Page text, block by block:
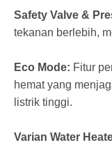
Safety Valve &
tekanan berlebih,
Eco Mode: Fitur
hemat yang
listrik tinggi.
Varian Water